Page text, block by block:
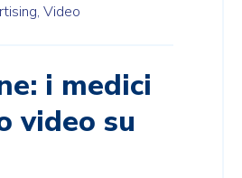
Video
i medici
video su